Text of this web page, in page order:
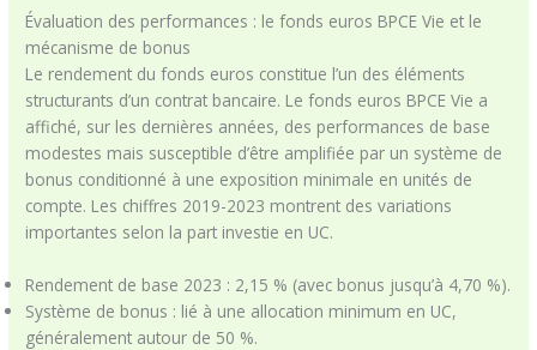
Évaluation des performances : le fonds euros BPCE Vie et le
mécanisme de bonus
Le rendement du fonds euros constitue l’un des éléments
structurants d’un contrat bancaire. Le fonds euros BPCE Vie a
affiché, sur les dernières années, des performances de base
modestes mais susceptible d’être amplifiée par un système de
bonus conditionné à une exposition minimale en unités de
compte. Les chiffres 2019-2023 montrent des variations
importantes selon la part investie en UC.
Rendement de base 2023 : 2,15 % (avec bonus jusqu’à 4,70 %).
Système de bonus : lié à une allocation minimum en UC,
généralement autour de 50 %.